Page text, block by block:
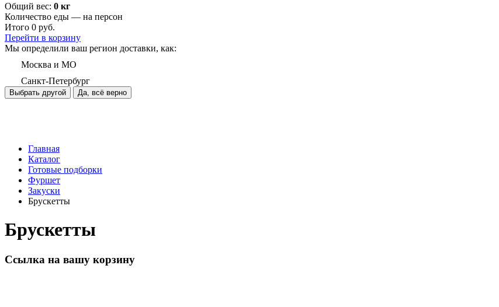
Общий вес: 0 кг
Количество еды — на персон
Итого 0 руб.
Перейти в корзину
Мы определили ваш регион доставки, как:
Москва и МО
Санкт-Петербург
Выбрать другой Да, всё верно
Главная
Каталог
Готовые подборки
Фуршет
Закуски
Брускетты
Брускетты
Ссылка на вашу корзину